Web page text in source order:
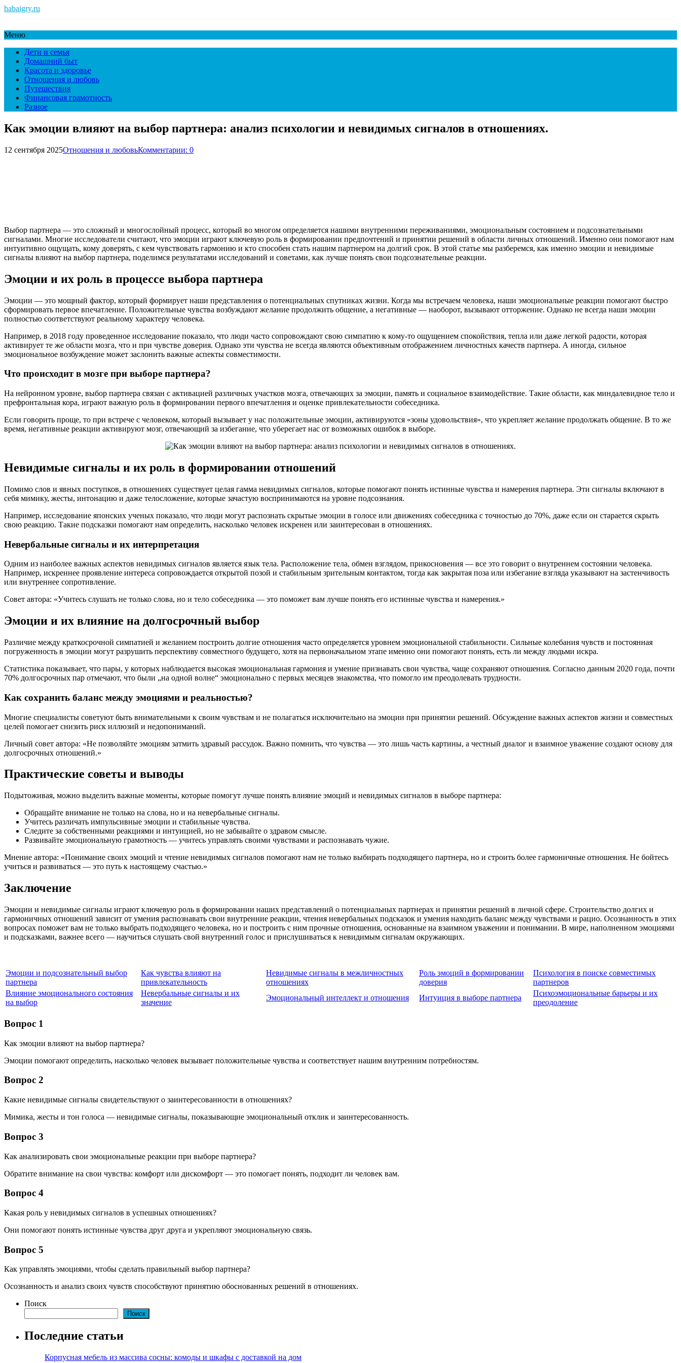
habaigry.ru
Меню
Дети и семья
Домашний быт
Красота и здоровье
Отношения и любовь
Путешествия
Финансовая грамотность
Разное
Как эмоции влияют на выбор партнера: анализ психологии и невидимых сигналов в отношениях.
12 сентября 2025Отношения и любовьКомментарии: 0
Выбор партнера — это сложный и многослойный процесс, который во многом определяется нашими внутренними переживаниями, эмоциональным состоянием и подсознательными
сигналами. Многие исследователи считают, что эмоции играют ключевую роль в формировании предпочтений и принятии решений в области личных отношений. Именно они помогают нам
интуитивно ощущать, кому доверять, с кем чувствовать гармонию и кто способен стать нашим партнером на долгий срок. В этой статье мы разберемся, как именно эмоции и невидимые
сигналы влияют на выбор партнера, поделимся результатами исследований и советами, как лучше понять свои подсознательные реакции.
Эмоции и их роль в процессе выбора партнера
Эмоции — это мощный фактор, который формирует наши представления о потенциальных спутниках жизни. Когда мы встречаем человека, наши эмоциональные реакции помогают быстро
сформировать первое впечатление. Положительные чувства возбуждают желание продолжить общение, а негативные — наоборот, вызывают отторжение. Однако не всегда наши эмоции
полностью соответствуют реальному характеру человека.
Например, в 2018 году проведенное исследование показало, что люди часто сопровождают свою симпатию к кому-то ощущением спокойствия, тепла или даже легкой радости, которая
активирует те же области мозга, что и при чувстве доверия. Однако эти чувства не всегда являются объективным отображением личностных качеств партнера. А иногда, сильное
эмоциональное возбуждение может заслонить важные аспекты совместимости.
Что происходит в мозге при выборе партнера?
На нейронном уровне, выбор партнера связан с активацией различных участков мозга, отвечающих за эмоции, память и социальное взаимодействие. Такие области, как миндалевидное тело и
префронтальная кора, играют важную роль в формировании первого впечатления и оценке привлекательности собеседника.
Если говорить проще, то при встрече с человеком, который вызывает у нас положительные эмоции, активируются «зоны удовольствия», что укрепляет желание продолжать общение. В то же
время, негативные реакции активируют мозг, отвечающий за избегание, что уберегает нас от возможных ошибок в выборе.
Невидимые сигналы и их роль в формировании отношений
Помимо слов и явных поступков, в отношениях существует целая гамма невидимых сигналов, которые помогают понять истинные чувства и намерения партнера. Эти сигналы включают в
себя мимику, жесты, интонацию и даже телосложение, которые зачастую воспринимаются на уровне подсознания.
Например, исследование японских ученых показало, что люди могут распознать скрытые эмоции в голосе или движениях собеседника с точностью до 70%, даже если он старается скрыть
свою реакцию. Такие подсказки помогают нам определить, насколько человек искренен или заинтересован в отношениях.
Невербальные сигналы и их интерпретация
Одним из наиболее важных аспектов невидимых сигналов является язык тела. Расположение тела, обмен взглядом, прикосновения — все это говорит о внутреннем состоянии человека.
Например, искреннее проявление интереса сопровождается открытой позой и стабильным зрительным контактом, тогда как закрытая поза или избегание взгляда указывают на застенчивость
или внутреннее сопротивление.
Совет автора: «Учитесь слушать не только слова, но и тело собеседника — это поможет вам лучше понять его истинные чувства и намерения.»
Эмоции и их влияние на долгосрочный выбор
Различие между краткосрочной симпатией и желанием построить долгие отношения часто определяется уровнем эмоциональной стабильности. Сильные колебания чувств и постоянная
погруженность в эмоции могут разрушить перспективу совместного будущего, хотя на первоначальном этапе именно они помогают понять, есть ли между людьми искра.
Статистика показывает, что пары, у которых наблюдается высокая эмоциональная гармония и умение признавать свои чувства, чаще сохраняют отношения. Согласно данным 2020 года, почти
70% долгосрочных пар отмечают, что были „на одной волне“ эмоционально с первых месяцев знакомства, что помогло им преодолевать трудности.
Как сохранить баланс между эмоциями и реальностью?
Многие специалисты советуют быть внимательными к своим чувствам и не полагаться исключительно на эмоции при принятии решений. Обсуждение важных аспектов жизни и совместных
целей помогает снизить риск иллюзий и недопониманий.
Личный совет автора: «Не позволяйте эмоциям затмить здравый рассудок. Важно помнить, что чувства — это лишь часть картины, а честный диалог и взаимное уважение создают основу для
долгосрочных отношений.»
Практические советы и выводы
Подытоживая, можно выделить важные моменты, которые помогут лучше понять влияние эмоций и невидимых сигналов в выборе партнера:
Обращайте внимание не только на слова, но и на невербальные сигналы.
Учитесь различать импульсивные эмоции и стабильные чувства.
Следите за собственными реакциями и интуицией, но не забывайте о здравом смысле.
Развивайте эмоциональную грамотность — учитесь управлять своими чувствами и распознавать чужие.
Мнение автора: «Понимание своих эмоций и чтение невидимых сигналов помогают нам не только выбирать подходящего партнера, но и строить более гармоничные отношения. Не бойтесь
учиться и развиваться — это путь к настоящему счастью.»
Заключение
Эмоции и невидимые сигналы играют ключевую роль в формировании наших представлений о потенциальных партнерах и принятии решений в личной сфере. Строительство долгих и
гармоничных отношений зависит от умения распознавать свои внутренние реакции, чтения невербальных подсказок и умения находить баланс между чувствами и рацио. Осознанность в этих
вопросах поможет вам не только выбрать подходящего человека, но и построить с ним прочные отношения, основанные на взаимном уважении и понимании. В мире, наполненном эмоциями
и подсказками, важнее всего — научиться слушать свой внутренний голос и прислушиваться к невидимым сигналам окружающих.
Эмоции и подсознательный выбор
партнера
Как чувства влияют на
привлекательность
Невидимые сигналы в межличностных
отношениях
Роль эмоций в формировании
доверия
Психология в поиске совместимых
партнеров
Влияние эмоционального состояния
на выбор
Невербальные сигналы и их
значение
Эмоциональный интеллект и отношения Интуиция в выборе партнера
Психоэмоциональные барьеры и их
преодоление
Вопрос 1
Как эмоции влияют на выбор партнера?
Эмоции помогают определить, насколько человек вызывает положительные чувства и соответствует нашим внутренним потребностям.
Вопрос 2
Какие невидимые сигналы свидетельствуют о заинтересованности в отношениях?
Мимика, жесты и тон голоса — невидимые сигналы, показывающие эмоциональный отклик и заинтересованность.
Вопрос 3
Как анализировать свои эмоциональные реакции при выборе партнера?
Обратите внимание на свои чувства: комфорт или дискомфорт — это помогает понять, подходит ли человек вам.
Вопрос 4
Какая роль у невидимых сигналов в успешных отношениях?
Они помогают понять истинные чувства друг друга и укрепляют эмоциональную связь.
Вопрос 5
Как управлять эмоциями, чтобы сделать правильный выбор партнера?
Осознанность и анализ своих чувств способствуют принятию обоснованных решений в отношениях.
Поиск
Поиск
Последние статьи
Корпусная мебель из массива сосны: комоды и шкафы с доставкой на дом